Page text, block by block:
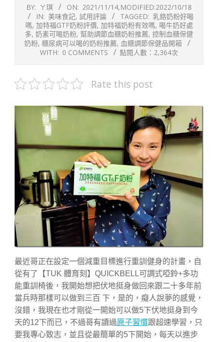
BY: ㄚ琪 ON: 2021/11/14,MODIFIED:2022/10/18
IN: 美味食記, 試用評論 TAGGED: 乳鉻奶粉好喝
嗎, 加特福GTF奶粉評價, 加特福奶粉有效嗎, 喝牛奶好處
多, 奶素可喝奶粉, 幫助調節血糖奶粉推薦, 控制血糖保健
奶粉, 糖尿病可以喝的奶粉推薦, 血糖調節保健品開箱
WITH: 0 COMMENTS 點閱人數：2,364次
Rate this post
最近哥正在設定一個減重目標進行重訓健身的計畫，自
從有了【TUK 體育刻】QUICKBELL可調式啞鈴+多功
能重訓椅後，我開始想把伏地挺身做回來跟二十多年前
當兵時那樣可以做到三百 下，是的，癡人說夢的感覺，
沒錯，我現在也才剛從一開始可以做5下伏地挺身到今
天的12下而已，不過哥有讀過原子習慣跟超速學習，只
要我專心致志，並且從最簡單的5下開始，每天以進步